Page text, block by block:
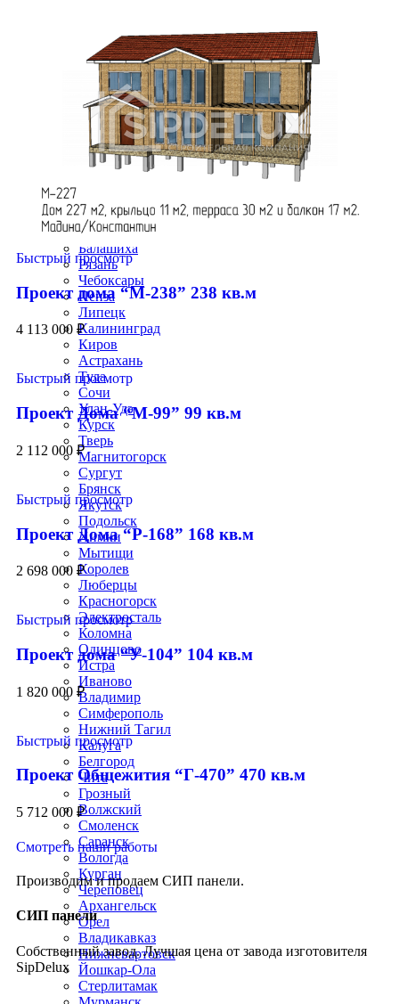
Ижевск
Хабаровск
Ульяновск
Иркутск
Владивосток
Ярославль
Севастополь
Томск
Ставрополь
Оренбург
Новокузнецк
Балашиха
Рязань
Чебоксары
Пенза
Липецк
Калининград
Киров
Астрахань
Тула
Сочи
Улан-Удэ
Курск
Тверь
Магнитогорск
Сургут
Брянск
Якутск
Подольск
Химки
Мытищи
Королев
Люберцы
Красногорск
Электросталь
Коломна
Одинцово
Истра
Иваново
Владимир
Симферополь
Нижний Тагил
Калуга
Белгород
Чита
Грозный
Волжский
Смоленск
Саранск
Вологда
Курган
Череповец
Архангельск
Орел
Владикавказ
Нижневартовск
Йошкар-Ола
Стерлитамак
Быстрый просмотр
Проект дома “М-238” 238 кв.м
4 113 000 ₽
Быстрый просмотр
Проект Дома “М-99” 99 кв.м
2 112 000 ₽
Быстрый просмотр
Проект Дома “Р-168” 168 кв.м
2 698 000 ₽
Быстрый просмотр
Проект дома “У-104” 104 кв.м
1 820 000 ₽
Быстрый просмотр
Проект Общежития “Г-470” 470 кв.м
5 712 000 ₽
Смотреть наши работы
Производим и продаем СИП панели.
СИП панели
Собственный завод. Лучшая цена от завода изготовителя
SipDelux